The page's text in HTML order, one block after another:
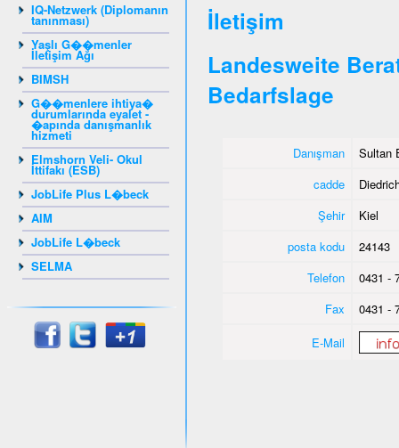
IQ-Netzwerk (Diplomanın
tanınması)
Yaşlı G��menler
İletişim Ağı
BIMSH
G��menlere ihtiya�
durumlarında eyalet -
�apında danışmanlık
hizmeti
Elmshorn Veli- Okul
İttifakı (ESB)
JobLife Plus L�beck
AIM
JobLife L�beck
SELMA
İletişim
Landesweite
Bedarfslage
Danışman
Sultan
cadde
Şehir
Kiel
posta kodu
24143
Telefon
0431 -
Fax
0431 -
E-Mail